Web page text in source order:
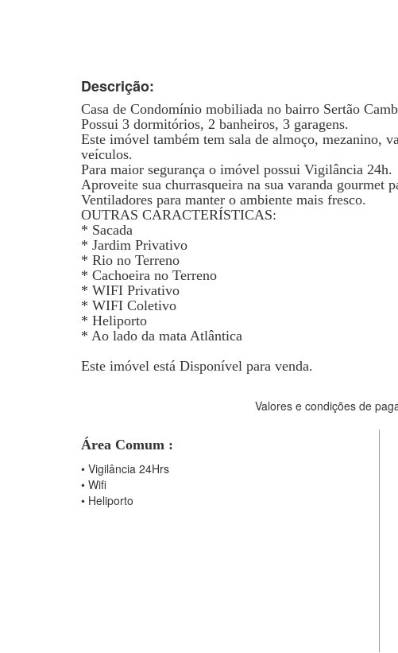
Descrição:
Casa de Condomínio mobiliada no bairro Sertão
Possui 3 dormitórios, 2 banheiros, 3 garagens.
Este imóvel também tem sala de almoço, mezanino,
veículos.
Para maior segurança o imóvel possui Vigilância 24h.
Aproveite sua churrasqueira na sua varanda gourmet
Ventiladores para manter o ambiente mais fresco.
OUTRAS CARACTERÍSTICAS:
* Sacada
* Jardim Privativo
* Rio no Terreno
* Cachoeira no Terreno
* WIFI Privativo
* WIFI Coletivo
* Heliporto
* Ao lado da mata Atlântica
Este imóvel está Disponível para venda.
Valores e condições de
Área Comum :
• Vigilância 24Hrs
• Wifi
• Heliporto